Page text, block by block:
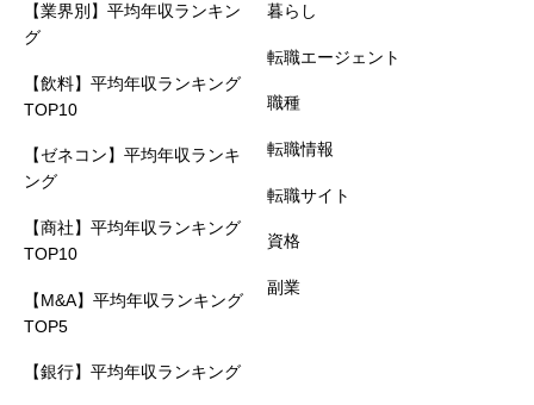
【業界別】平均年収ランキン
グ
【飲料】平均年収ランキング
TOP10
【ゼネコン】平均年収ランキ
ング
【商社】平均年収ランキング
TOP10
【M&A】平均年収ランキング
TOP5
【銀行】平均年収ランキング
暮らし
転職エージェント
職種
転職情報
転職サイト
資格
副業